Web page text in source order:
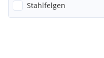
Stahlfelgen